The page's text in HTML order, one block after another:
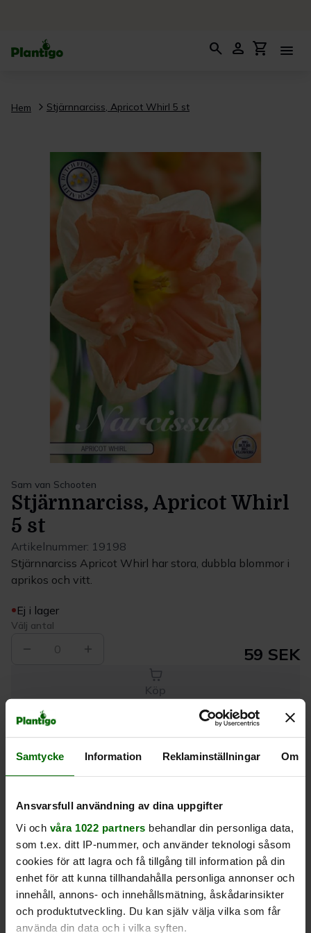
Samtycke Information Reklaminställningar Om
Ansvarsfull användning av dina uppgifter
Vi och våra 1022 partners behandlar din personliga data,
som t.ex. ditt IP-nummer, och använder teknologi såsom
cookies för att lagra och få tillgång till information på din
enhet för att kunna tillhandahålla personliga annonser och
innehåll, annons- och innehållsmätning, åskådarinsikter
och produktutveckling. Du kan själv välja vilka som får
använda din data och i vilka syften.
search person shopping_cart menu
Hem Stjärnnarciss, Apricot Whirl 5 st
Sam van Schooten
Stjärnnarciss, Apricot Whirl
5 st
Artikelnummer: 19198
Stjärnnarciss Apricot Whirl har stora, dubbla blommor i
aprikos och vitt.
Ej i lager
Välj antal
0 59 SEK
Köp
Leverans 1-
Kvalitet till
Eget lager allt i
Beskrivning
Produktrecensioner